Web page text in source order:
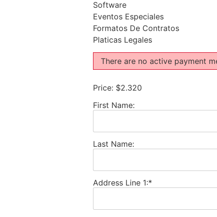
Software
Eventos Especiales
Formatos De Contratos
Platicas Legales
There are no active payment
Price: $2.320
First Name:
Last Name:
Address Line 1:*